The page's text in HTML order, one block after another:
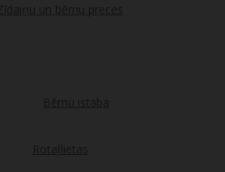
un bērnu preces
Bērnu istaba
Rotaļlietas